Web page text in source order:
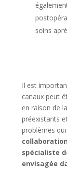
soins
Il est
canaux peut
en raison de
préexistants
problèmes
spécialiste
envisagée